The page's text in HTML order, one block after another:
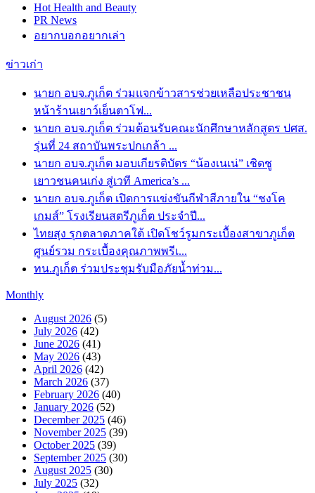
Hot Health and Beauty
PR News
อยากบอกอยากเล่า
ข่าวเก่า
นายก อบจ.ภูเก็ต ร่วมแจกข้าวสารช่วยเหลือประชาชน
หน้าร้านเยาว์เย็นตาโฟ...
นายก อบจ.ภูเก็ต ร่วมต้อนรับคณะนักศึกษาหลักสูตร ปศส.
รุ่นที่ 24 สถาบันพระปกเกล้า ...
นายก อบจ.ภูเก็ต มอบเกียรติบัตร “น้องเนเน่” เชิดชู
เยาวชนคนเก่ง สู่เวที America’s ...
นายก อบจ.ภูเก็ต เปิดการแข่งขันกีฬาสีภายใน “ชงโค
เกมส์” โรงเรียนสตรีภูเก็ต ประจำปี...
ไทยสุง รุกตลาดภาคใต้ เปิดโชว์รูมกระเบื้องสาขาภูเก็ต
ศูนย์รวม กระเบื้องคุณภาพพรีเ...
ทน.ภูเก็ต ร่วมประชุมรับมือภัยน้ำท่วม...
Monthly
August 2026 (5)
July 2026 (42)
June 2026 (41)
May 2026 (43)
April 2026 (42)
March 2026 (37)
February 2026 (40)
January 2026 (52)
December 2025 (46)
November 2025 (39)
October 2025 (39)
September 2025 (30)
August 2025 (30)
July 2025 (32)